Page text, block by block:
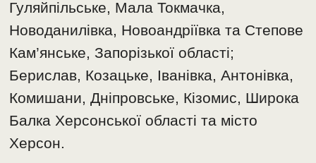
Гуляйпільське, Мала Токмачка,
Новоданилівка, Новоандріївка та Степове
Кам’янське, Запорізької області;
Берислав, Козацьке, Іванівка, Антонівка,
Комишани, Дніпровське, Кізомис, Широка
Балка Херсонської області та місто
Херсон.